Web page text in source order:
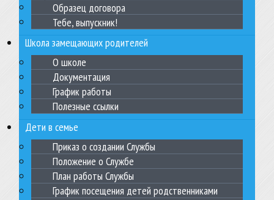
Образец договора
Тебе, выпускник!
Школа замещающих родителей
О школе
Документация
График работы
Полезные ссылки
Дети в семье
Приказ о создании Службы
Положение о Службе
План работы Службы
График посещения детей родственниками